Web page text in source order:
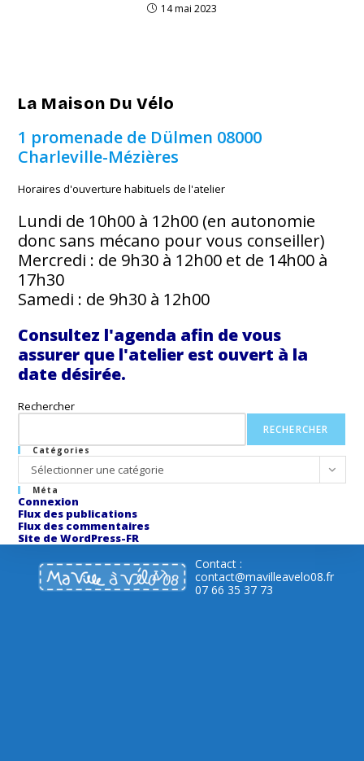
14 mai 2023
La Maison Du Vélo
1 promenade de Dülmen 08000
Charleville-Mézières
Horaires d'ouverture habituels de l'atelier
Lundi de 10h00 à 12h00 (en autonomie
donc sans mécano pour vous conseiller)
Mercredi : de 9h30 à 12h00 et de 14h00 à
17h30
Samedi : de 9h30 à 12h00
Consultez l'agenda afin de vous
assurer que l'atelier est ouvert à la
date désirée.
Rechercher
RECHERCHER
Catégories
Catégories
Sélectionner une catégorie
Méta
Connexion
Flux des publications
Flux des commentaires
Site de WordPress-FR
Contact :
contact@mavilleavelo08.fr
07 66 35 37 73